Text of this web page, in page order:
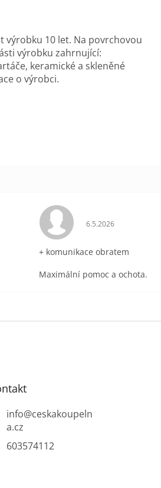
výrobku 10 let. Na povrchovou
výrobku zahrnující:
keramické a skleněné
o výrobci.
5 z 5 hvězdiček. Hodnocení
6.5.2026
+ komunikace obratem
Maximální pomoc a ochota.
info@ceskakoupeln
a.cz
603574112